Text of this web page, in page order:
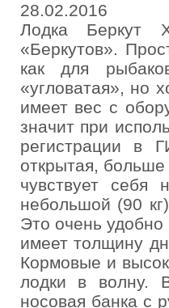
28.02.2016
Лодка Беркут
«Беркутов».
как для
«угловатая», но
имеет вес с
значит при
регистрации
открытая,
чувствует
небольшой (90
Это очень
имеет толщину
Кормовые и
лодки в волну.
носовая банка с